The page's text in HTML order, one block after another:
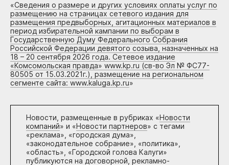
«Сведения о размере и других условиях оплаты услуг по
размещению на страницах сетевого издания для
размещения предвыборных, агитационных материалов в
период избирательной кампании по выборам в
Государственную Думу Федерального Собрания
Российской Федерации девятого созыва, назначенных на
18 – 20 сентября 2026 года. Сетевое издание
«Комсомольская правда» www.kp.ru (св-во Эл № ФС77-
80505 от 15.03.2021г.), размещение на региональном
сегменте сайта: www.kaluga.kp.ru»
Новости, размещенные в рубриках «Новости
компаний» и «Новости партнеров» с тегами
«реклама», «городская дума»,
«законодательное собрание», «политика»,
«область», «Городской голова Калуги»
публикуются на договорной, рекламно-